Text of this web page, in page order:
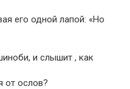
его одной лапой: «Но
и слышит , как
от ослов?